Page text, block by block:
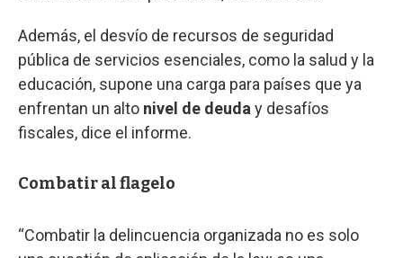
Además, el desvío de recursos de seguridad
pública de servicios esenciales, como la salud y la
educación, supone una carga para países que ya
enfrentan un alto nivel de deuday desafíos
fiscales, dice el informe.
Combatir al flagelo
“Combatir la delincuencia organizada no es solo